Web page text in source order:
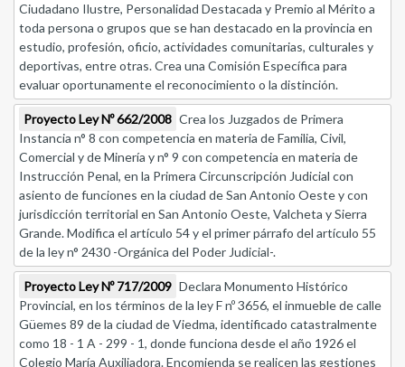
Ciudadano Ilustre, Personalidad Destacada y Premio al Mérito a
toda persona o grupos que se han destacado en la provincia en
estudio, profesión, oficio, actividades comunitarias, culturales y
deportivas, entre otras. Crea una Comisión Específica para
evaluar oportunamente el reconocimiento o la distinción.
Proyecto Ley Nº 662/2008 Crea los Juzgados de Primera
Instancia n° 8 con competencia en materia de Familia, Civil,
Comercial y de Minería y n° 9 con competencia en materia de
Instrucción Penal, en la Primera Circunscripción Judicial con
asiento de funciones en la ciudad de San Antonio Oeste y con
jurisdicción territorial en San Antonio Oeste, Valcheta y Sierra
Grande. Modifica el artículo 54 y el primer párrafo del artículo 55
de la ley n° 2430 -Orgánica del Poder Judicial-.
Proyecto Ley Nº 717/2009 Declara Monumento Histórico
Provincial, en los términos de la ley F nº 3656, el inmueble de calle
Güemes 89 de la ciudad de Viedma, identificado catastralmente
como 18 - 1 A - 299 - 1, donde funciona desde el año 1926 el
Colegio María Auxiliadora. Encomienda se realicen las gestiones